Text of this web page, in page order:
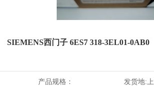
SIEMENS西门子 6ES7 318-3EL01-0AB0
产品规格： 发货地: